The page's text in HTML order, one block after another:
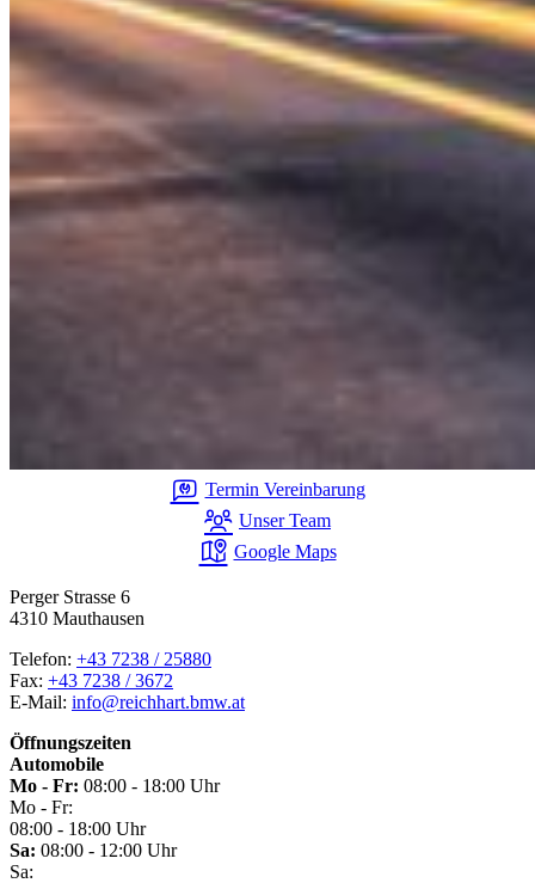
Termin Vereinbarung
Unser Team
Google Maps
Perger Strasse 6
4310 Mauthausen
Telefon: +43 7238 / 25880
Fax: +43 7238 / 3672
E-Mail: info@reichhart.bmw.at
Öffnungszeiten
Automobile
Mo - Fr: 08:00 - 18:00 Uhr
Mo - Fr:
08:00 - 18:00 Uhr
Sa: 08:00 - 12:00 Uhr
Sa: